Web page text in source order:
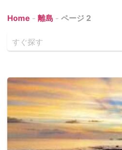
Home - 離島 - ページ 2